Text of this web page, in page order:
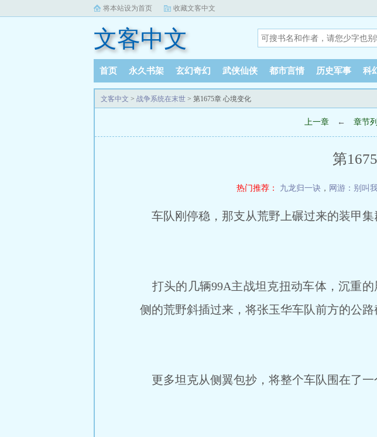
将本站设为首页 收藏文客中文
文客中文
首页 永久书架 玄幻奇幻 武侠仙侠 都市言情 历史军事 科
文客中文 > 战争系统在末世 > 第1675章 心境变化
上一章 ← 章节
第
热门推荐： 九龙归一诀 ， 网游：别叫
车队刚停稳，那支从荒野上碾过来的装甲
打头的几辆99A主战坦克扭动车体，沉重
侧的荒野斜插过来，将张玉华车队前方的公路
更多坦克从侧翼包抄，将整个车队围在了一